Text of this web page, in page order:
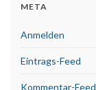
META
Anmelden
Eintrags-Feed
Kommentar-Feed